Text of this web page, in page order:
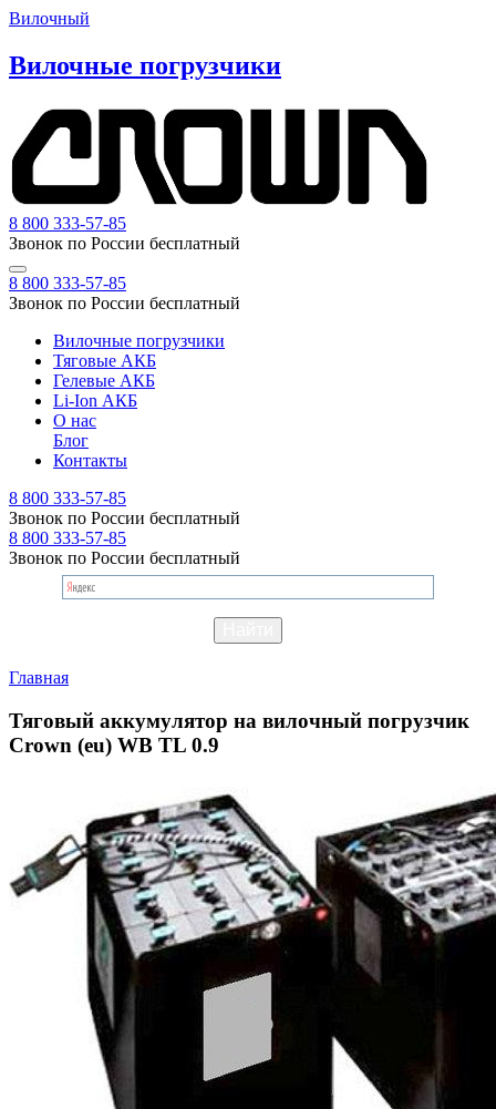
Вилочный
Вилочные погрузчики
8 800 333-57-85
Звонок по России бесплатный
8 800 333-57-85
Звонок по России бесплатный
Вилочные погрузчики
Тяговые АКБ
Гелевые АКБ
Li-Ion АКБ
О нас
Блог
Контакты
8 800 333-57-85
Звонок по России бесплатный
8 800 333-57-85
Звонок по России бесплатный
Главная
Тяговый аккумулятор на вилочный погрузчик
Crown (eu) WB TL 0.9